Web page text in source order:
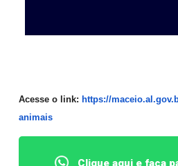
Acesse o link: https://maceio.al.gov.
animais
Clique aqui e faça